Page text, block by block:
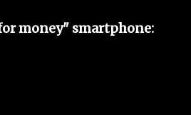
money" smartphone: